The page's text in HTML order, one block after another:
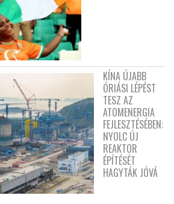
KÍNA ÚJABB
ÓRIÁSI LÉPÉST
TESZ AZ
ATOMENERGIA
FEJLESZTÉSÉBEN:
NYOLC ÚJ
REAKTOR
ÉPÍTÉSÉT
HAGYTÁK JÓVÁ